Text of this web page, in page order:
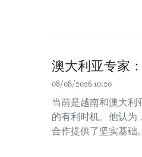
澳大利亚专家
08/08/2026 10:20
当前是越南和澳大利
的有利时机。他认为
合作提供了坚实基础。